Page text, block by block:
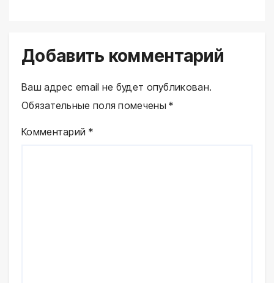
Добавить комментарий
Ваш адрес email не будет опубликован.
Обязательные поля помечены*
Комментарий *